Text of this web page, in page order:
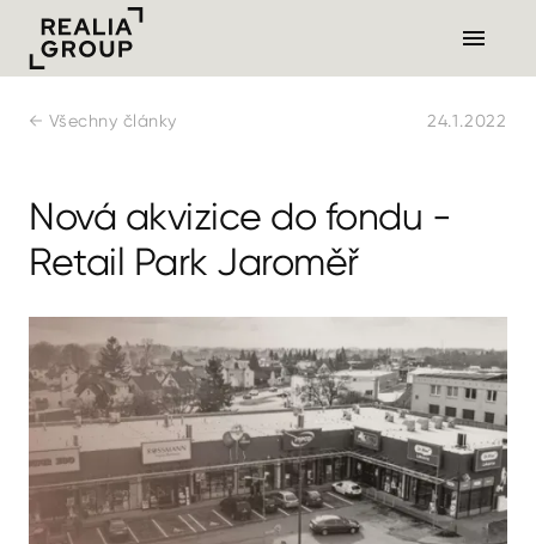
← Všechny články 24.1.2022
Nová akvizice do fondu -
Retail Park Jaroměř